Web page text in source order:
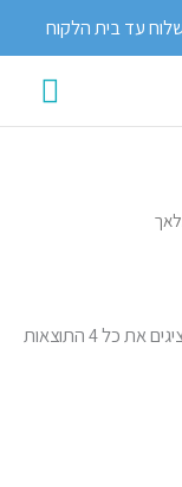
עד בית הלקוח
את כל ⁦4⁩ התוצאות